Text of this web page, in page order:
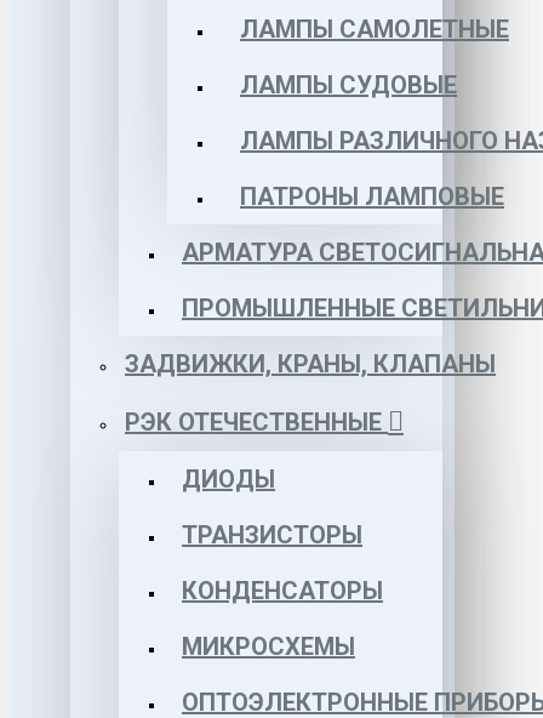
ЛАМПЫ САМОЛЕТНЫЕ
ЛАМПЫ СУДОВЫЕ
ЛАМПЫ РАЗЛИЧНОГО
ПАТРОНЫ ЛАМПОВЫЕ
АРМАТУРА
ПРОМЫШЛЕННЫЕ
ЗАДВИЖКИ, КРАНЫ, КЛАПАНЫ
РЭК ОТЕЧЕСТВЕННЫЕ
ДИОДЫ
ТРАНЗИСТОРЫ
КОНДЕНСАТОРЫ
МИКРОСХЕМЫ
ОПТОЭЛЕКТРОННЫЕ